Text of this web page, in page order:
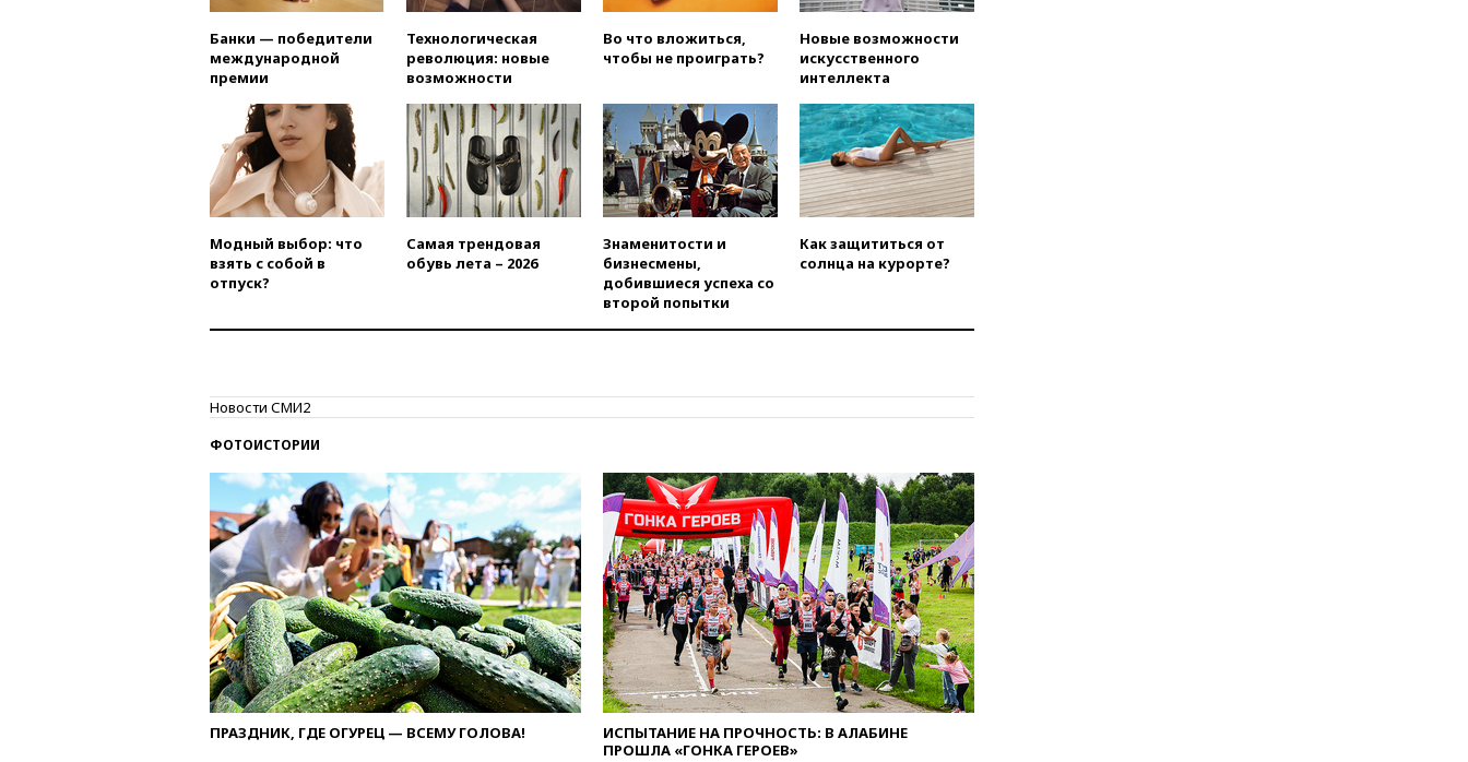
вчера, 20:47Newsweek:
«взрывная» диарея охватила
47 из 50 штатов США
вчера, 20:35 ПВО за 12 часов
сбила 200 украинских
беспилотников
вчера, 20:20Третий комплект
золотых медалей выиграли на
ЧЕ российские синхронистки
главы «Уралдронзавода»
после взрыва ничего не
угрожает
вчера, 20:00Зеленский связал
дефицит ракет с попыткой
вчера, 19:45Памфилова: ЦИК
примет беспрецедентные
меры безопасности во время
выборов
вчера, 19:35Памфилова
сообщила об омоложении
партийных списков на выборах
в Госдуму
вчера, 19:25Путин
прокомментировал первый
номер «Единой России» в
бюллетене
Банки — победители
международной
премии
Технологическая
революция: новые
возможности
Во что вложиться,
чтобы не проиграть?
Новые возможности
искусственного
интеллекта
Модный выбор: что
взять с собой в
отпуск?
Самая трендовая
обувь лета – 2026
Знаменитости и
бизнесмены,
добившиеся успеха со
второй попытки
Как защититься от
солнца на курорте?
Новости СМИ2
ФОТОИСТОРИИ
ПРАЗДНИК, ГДЕ ОГУРЕЦ — ВСЕМУ ГОЛОВА!
ИСПЫТАНИЕ НА ПРОЧНОСТЬ: В АЛАБИНЕ
ПРОШЛА «ГОНКА ГЕРОЕВ»